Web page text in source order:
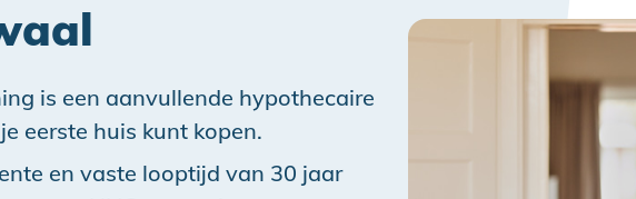
is een aanvullende hypothecaire
eerste huis kunt kopen.
en vaste looptijd van 30 jaar